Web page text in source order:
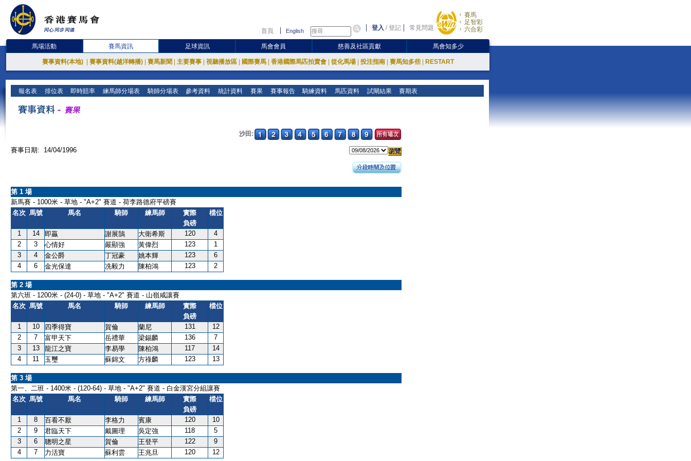
首頁 English 登入 /登記 常見問題
賽馬
足智彩
六合彩
馬場活動 賽馬資訊 足球資訊 馬會會員 慈善及社區貢獻 馬會知多少
賽事資料(本地) 賽事資料(越洋轉播) 賽馬新聞 主要賽事 視聽播放區 國際賽馬 香港國際馬匹拍賣會 從化馬場 投注指南 賽馬知多些 RESTART
報名表 排位表 即時賠率 練馬師分場表 騎師分場表 參考資料 統計資料 賽果 賽事報告 騎練資料 馬匹資料 試閘結果 賽期表
沙田:
賽事日期: 14/04/1996
第 1 場
新馬賽 - 1000米 - 草地 - "A+2" 賽道 - 荷李路德府平磅賽
名次 馬號 馬名 騎師 練馬師
實際
負磅
檔位
1 14 即贏 謝展鵠 大衛希斯 120
4
2
3 心情好 嚴顯強 黃偉烈 123
1
3
4 金公爵 丁冠豪 姚本輝 123
6
4
6 金光保達 冼毅力 陳柏鴻 123 2
第 2 場
第六班 - 1200米 - (24-0) - 草地 - "A+2" 賽道 - 山嶺咸讓賽
名次 馬號 馬名 騎師 練馬師
實際
負磅
檔位
1 10 四季得寶 賀倫 蘭尼 131
12
2
7 富甲天下 岳禮華 梁錫麟 136
7
3
13 龍江之寶 李易學 陳柏鴻 117
14
4
11 玉璽 蘇錦文 方祿麟 123 13
第 3 場
第一、二班 - 1400米 - (120-64) - 草地 - "A+2" 賽道 - 白金漢宮分組讓賽
名次 馬號 馬名 騎師 練馬師
實際
負磅
檔位
1 8 百看不厭 李格力 賓康 120
10
2
9 君臨天下 戴圖理 吳定強 118
5
3
6 聰明之星 賀倫 王登平 122
9
4
7 力活寶 蘇利雲 王兆旦 120 12